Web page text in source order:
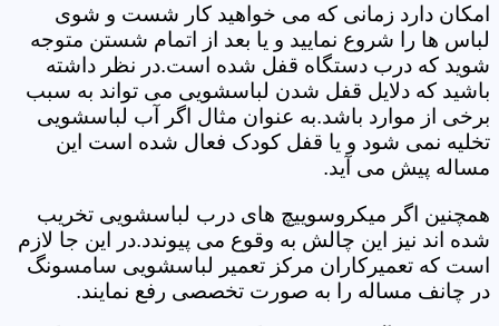
امکان دارد زمانی که می خواهید کار شست و شوی
لباس ها را شروع نمایید و یا بعد از اتمام شستن متوجه
شوید که درب دستگاه قفل شده است.در نظر داشته
باشید که دلایل قفل شدن لباسشویی می تواند به سبب
برخی از موارد باشد.به عنوان مثال اگر آب لباسشویی
تخلیه نمی شود و یا قفل کودک فعال شده است این
مساله پیش می آید.
همچنین اگر میکروسوییچ های درب لباسشویی تخریب
شده اند نیز این چالش به وقوع می پیوندد.در این جا لازم
است که تعمیرکاران مرکز تعمیر لباسشویی سامسونگ
در چانف مساله را به صورت تخصصی رفع نمایند.